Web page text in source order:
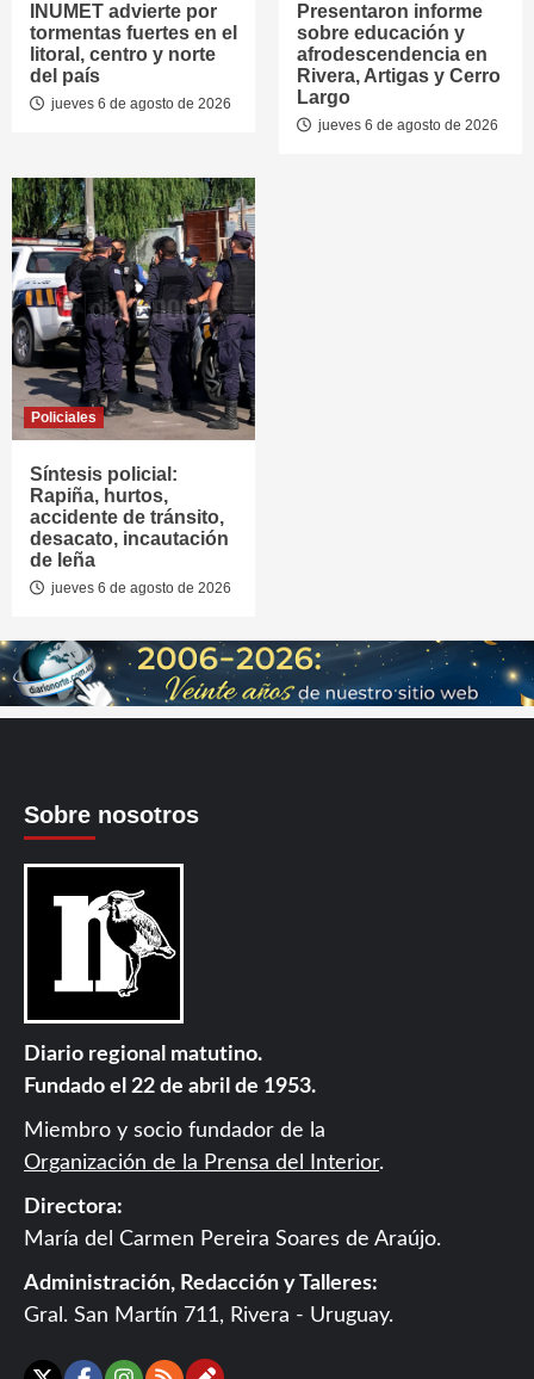
INUMET advierte por
tormentas fuertes en el
litoral, centro y norte
del país
jueves 6 de agosto de 2026
Presentaron informe
sobre educación y
afrodescendencia en
Rivera, Artigas y Cerro
Largo
jueves 6 de agosto de 2026
Policiales
Síntesis policial:
Rapiña, hurtos,
accidente de tránsito,
desacato, incautación
de leña
jueves 6 de agosto de 2026
Sobre nosotros
Diario regional matutino.
Fundado el 22 de abril de 1953.
Miembro y socio fundador de la
Organización de la Prensa del Interior.
Directora:
María del Carmen Pereira Soares de Araújo.
Administración, Redacción y Talleres:
Gral. San Martín 711, Rivera - Uruguay.